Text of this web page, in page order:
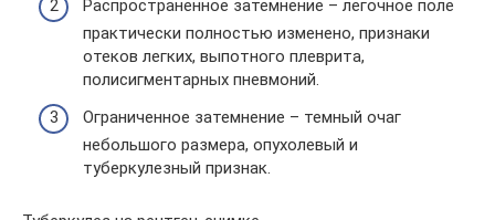
Распространенное затемнение – легочное поле
практически полностью изменено, признаки
отеков легких, выпотного плеврита,
полисигментарных пневмоний.
Ограниченное затемнение – темный очаг
небольшого размера, опухолевый и
туберкулезный признак.